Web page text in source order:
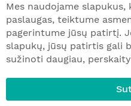
Mes naudojame slapukus,
paslaugas, teiktume
pagerintume jūsų patirtį.
slapukų, jūsų patirtis gali
sužinoti daugiau,